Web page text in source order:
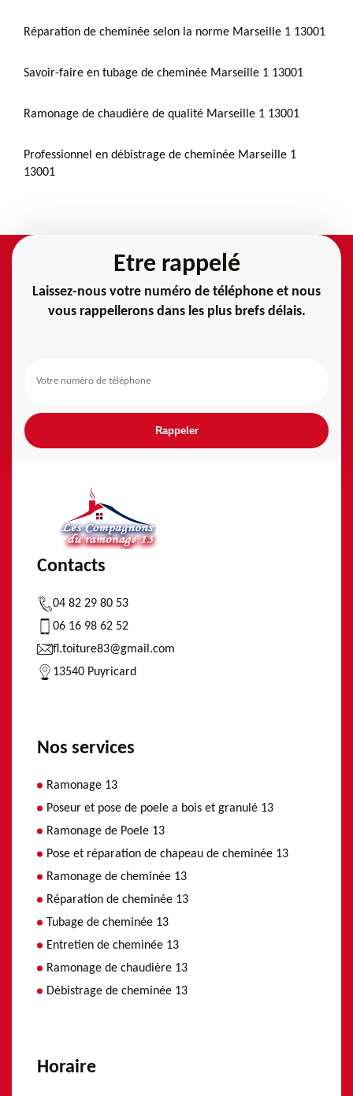
Réparation de cheminée selon la norme Marseille 1 13001
Savoir-faire en tubage de cheminée Marseille 1 13001
Ramonage de chaudière de qualité Marseille 1 13001
Professionnel en débistrage de cheminée Marseille 1
13001
Etre rappelé
Laissez-nous votre numéro de téléphone et nous
vous rappellerons dans les plus brefs délais.
Contacts
04 82 29 80 53
06 16 98 62 52
fl.toiture83@gmail.com
13540 Puyricard
Nos services
Ramonage 13
Poseur et pose de poele a bois et granulé 13
Ramonage de Poele 13
Pose et réparation de chapeau de cheminée 13
Ramonage de cheminée 13
Réparation de cheminée 13
Tubage de cheminée 13
Entretien de cheminée 13
Ramonage de chaudière 13
Débistrage de cheminée 13
Horaire